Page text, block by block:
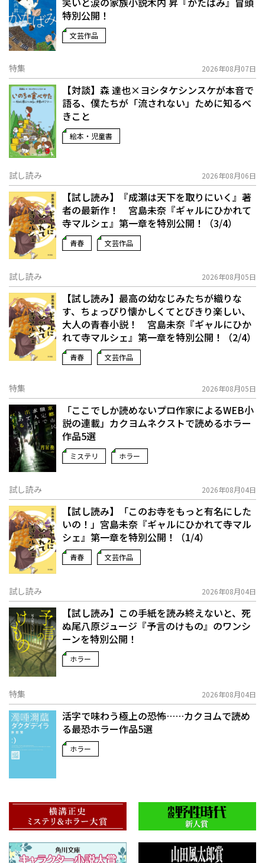
特別公開！
文芸作品
特集 2026年08月07日
【対談】森 達也×ヨシタケシンスケが本音で
語る、僕たちが「流されない」ために知るべ
きこと
絵本・児童書
試し読み 2026年08月06日
【試し読み】『成瀬は天下を取りにいく』著
者の最新作！ 宮島未奈『ギャルにひかれて
寺マルシェ』第一章を特別公開！（3/4）
青春 文芸作品
試し読み 2026年08月05日
【試し読み】最高の幼なじみたちが織りな
す、ちょっぴり懐かしくてとびきり楽しい、
大人の青春小説！ 宮島未奈『ギャルにひか
れて寺マルシェ』第一章を特別公開！（2/4）
青春 文芸作品
特集 2026年08月05日
「ここでしか読めないプロ作家によるWEB小
説の連載」――カクヨムネクストで読めるホラー
作品5選
ミステリ ホラー
試し読み 2026年08月04日
【試し読み】「このお寺をもっと有名にした
いの！」宮島未奈『ギャルにひかれて寺マル
シェ』第一章を特別公開！（1/4）
青春 文芸作品
試し読み 2026年08月04日
【試し読み】この手紙を読み終えないと、死
ぬ――尾八原ジュージ『予言のけもの』のワンシ
ーンを特別公開！
ホラー
特集 2026年08月04日
活字で味わう極上の恐怖……カクヨムで読め
る最恐ホラー作品5選
ホラー